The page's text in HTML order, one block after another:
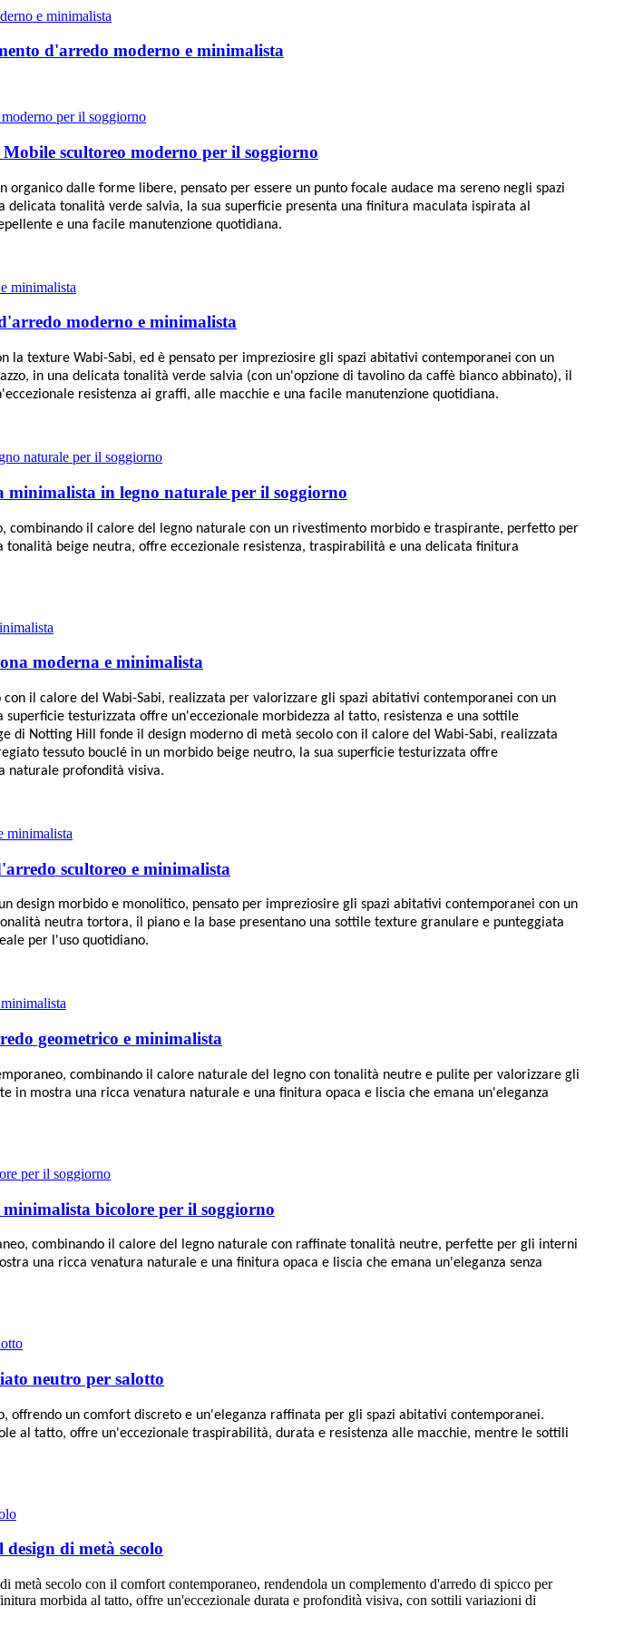
d'arredo moderno e minimalista
scultoreo moderno per il soggiorno
dalle forme libere, pensato per essere un punto focale audace ma sereno negli spazi
tonalità verde salvia, la sua superficie presenta una finitura maculata ispirata al
e una facile manutenzione quotidiana.
moderno e minimalista
texture Wabi-Sabi, ed è pensato per impreziosire gli spazi abitativi contemporanei con un
in una delicata tonalità verde salvia (con un'opzione di tavolino da caffè bianco abbinato), il
resistenza ai graffi, alle macchie e una facile manutenzione quotidiana.
in legno naturale per il soggiorno
il calore del legno naturale con un rivestimento morbido e traspirante, perfetto per
beige neutra, offre eccezionale resistenza, traspirabilità e una delicata finitura
moderna e minimalista
il calore del Wabi-Sabi, realizzata per valorizzare gli spazi abitativi contemporanei con un
testurizzata offre un'eccezionale morbidezza al tatto, resistenza e una sottile
di Notting Hill fonde il design moderno di metà secolo con il calore del Wabi-Sabi, realizzata
tessuto bouclé in un morbido beige neutro, la sua superficie testurizzata offre
naturale profondità visiva.
scultoreo e minimalista
design morbido e monolitico, pensato per impreziosire gli spazi abitativi contemporanei con un
neutra tortora, il piano e la base presentano una sottile texture granulare e punteggiata
per l'uso quotidiano.
geometrico e minimalista
combinando il calore naturale del legno con tonalità neutre e pulite per valorizzare gli
mostra una ricca venatura naturale e una finitura opaca e liscia che emana un'eleganza
bicolore per il soggiorno
combinando il calore del legno naturale con raffinate tonalità neutre, perfette per gli interni
una ricca venatura naturale e una finitura opaca e liscia che emana un'eleganza senza
neutro per salotto
un comfort discreto e un'eleganza raffinata per gli spazi abitativi contemporanei.
al tatto, offre un'eccezionale traspirabilità, durata e resistenza alle macchie, mentre le sottili
di metà secolo
secolo con il comfort contemporaneo, rendendola un complemento d'arredo di spicco per
morbida al tatto, offre un'eccezionale durata e profondità visiva, con sottili variazioni di